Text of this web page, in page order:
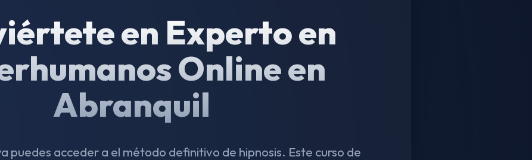
en Experto en
Online en
Abranquil
puedes acceder a el método definitivo de hipnosis. Este curso de